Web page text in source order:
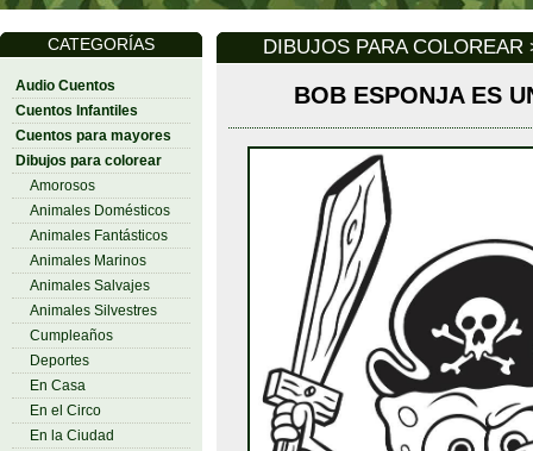
CATEGORÍAS
Audio Cuentos
Cuentos Infantiles
Cuentos para mayores
Dibujos para colorear
Amorosos
Animales Domésticos
Animales Fantásticos
Animales Marinos
Animales Salvajes
Animales Silvestres
Cumpleaños
Deportes
En Casa
En el Circo
En la Ciudad
DIBUJOS PARA
BOB ESPONJA ES